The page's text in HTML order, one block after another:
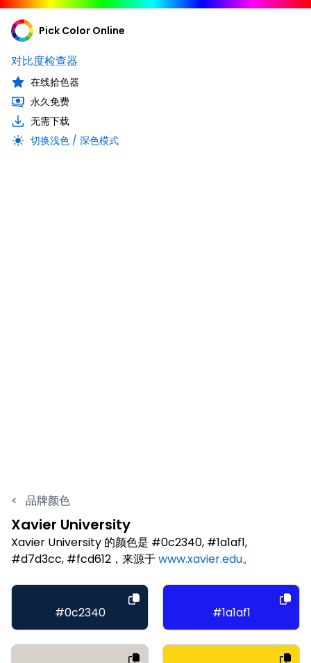
Pick Color Online
对比度检查器
在线拾色器
永久免费
无需下载
切换浅色 / 深色模式
< 品牌颜色
Xavier University
Xavier University 的颜色是 #0c2340, #1a1af1,
#d7d3cc, #fcd612，来源于www.xavier.edu。
#0c2340 #1a1af1